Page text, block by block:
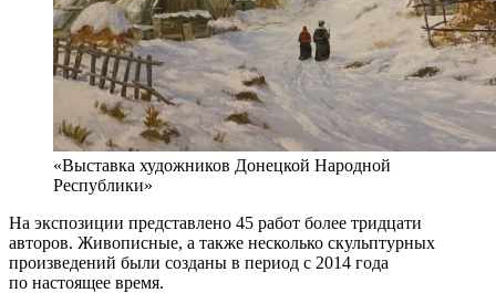
«Выставка художников Донецкой Народной
Республики»
На экспозиции представлено 45 работ более тридцати
авторов. Живописные, а также несколько скульптурных
произведений были созданы в период с 2014 года
по настоящее время.